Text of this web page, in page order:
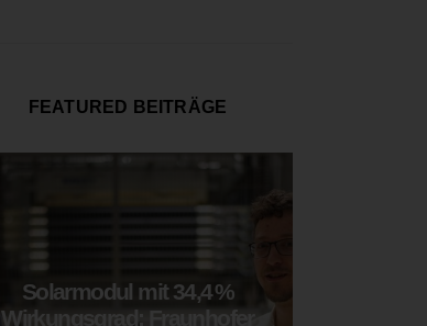
FEATURED BEITRÄGE
Solarmodul mit 34,4 %
Wirkungsgrad: Fraunhofer